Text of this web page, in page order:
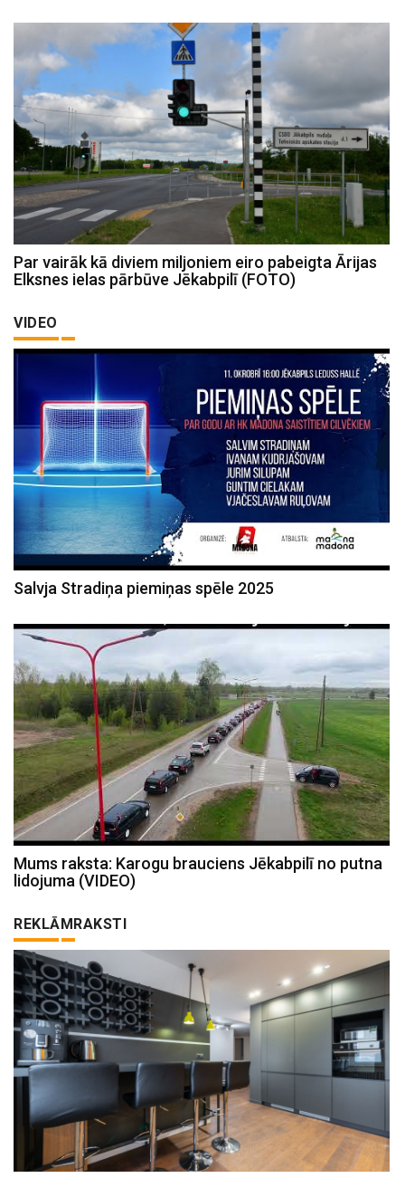
Par vairāk kā diviem miljoniem eiro pabeigta Ārijas
Elksnes ielas pārbūve Jēkabpilī (FOTO)
VIDEO
Salvja Stradiņa piemiņas spēle 2025
Mums raksta: Karogu brauciens Jēkabpilī no putna
lidojuma (VIDEO)
REKLĀMRAKSTI